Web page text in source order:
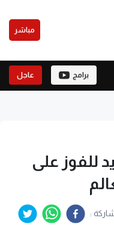
مباشر
برامج عاجل
للفوز على
: